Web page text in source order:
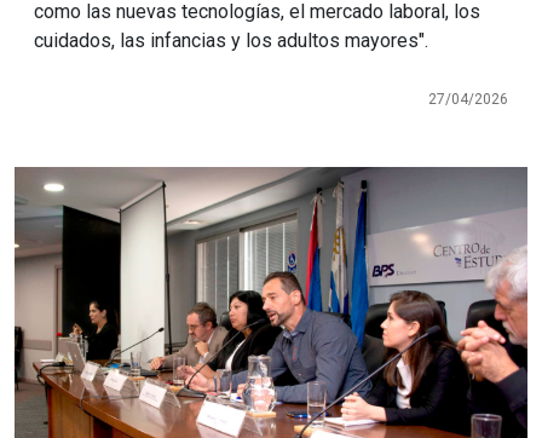
como las nuevas tecnologías, el mercado laboral, los
cuidados, las infancias y los adultos mayores".
27/04/2026
Imagen